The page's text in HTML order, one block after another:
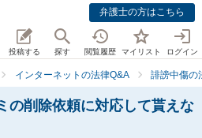
弁護士の方はこちら
投稿する 探す 閲覧履歴 マイリスト ログイン
インターネットの法律Q&A 誹謗中傷の
の削除依頼に対応して貰えな